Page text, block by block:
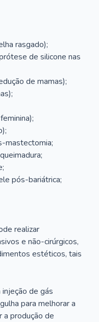
rasgado);
de silicone nas
de mamas);
mastectomia;
pós-bariátrica;
realizar
e não-cirúrgicos,
estéticos, tais
de gás
para melhorar a
a produção de